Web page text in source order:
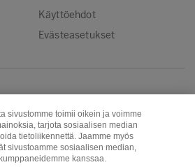
Käyttöehdot
Evästeasetukset
Instagram
Youtube
sivustomme toimii oikein ja voimme
tarjota sosiaalisen median
tietoliikennettä. Jaamme myös
sivustoamme sosiaalisen median,
kanssaa.